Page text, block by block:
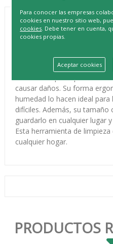
DESCRIPCIÓN
El SCOTH BRITE
profesional en todos sus
última tecnología en fibras
causar daños. Su forma
humedad lo hacen ideal
difíciles. Además, su
guardarlo en cualquier lugar
Esta herramienta de limpieza
cualquier hogar.
PRODUCTOS
Para conocer las empresas
cookies en nuestro sitio web,
cookies . Debe tener en cuenta,
cookies propias.
Aceptar cookies